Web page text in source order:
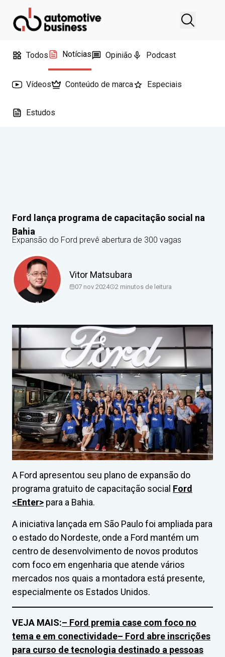
Todos Notícias Opinião Podcast
Vídeos Conteúdo de marca Especiais
Estudos
Ford lança programa de capacitação social na
Bahia
Expansão do Ford prevê abertura de 300 vagas
Vitor Matsubara
07 nov 2024 2 minutos de leitura
A Ford apresentou seu plano de expansão do
programa gratuito de capacitação social Ford
<Enter> para a Bahia.
A iniciativa lançada em São Paulo foi ampliada para
o estado do Nordeste, onde a Ford mantém um
centro de desenvolvimento de novos produtos
com foco em engenharia que atende vários
mercados nos quais a montadora está presente,
especialmente os Estados Unidos.
VEJA MAIS:– Ford premia case com foco no
tema e em conectividade– Ford abre inscrições
para curso de tecnologia destinado a pessoas